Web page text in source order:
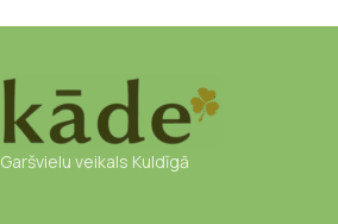
Garšvielu veikals Kuldīgā